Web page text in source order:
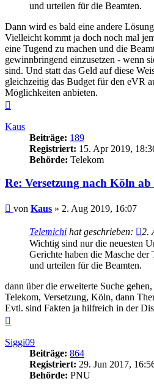
und urteilen für die Beamten.
Dann wird es bald eine andere
Vielleicht kommt ja doch noch mal
eine Tugend zu machen und die
gewinnbringend einzusetzen - wenn
sind. Und statt das Geld auf diese
gleichzeitig das Budget für den eVR
Möglichkeiten anbieten.
Kaus
Beiträge: 189
Registriert: 15. Apr 2019,
Behörde: Telekom
Re: Versetzung nach Köln ab
Beitrag
von Kaus » 2. Aug 2019, 16:07
Telemichi hat geschrieben:
2.
Wichtig sind nur die neuesten
Gerichte haben die Masche der
und urteilen für die Beamten.
dann über die erweiterte Suche
Telekom, Versetzung, Köln, dann
Evtl. sind Fakten ja hilfreich in der
Siggi09
Beiträge: 864
Registriert: 29. Jun 2017,
Behörde: PNU